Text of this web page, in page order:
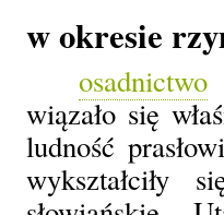
w okresie
osadnictwo
wiązało się
ludność
wykształciły